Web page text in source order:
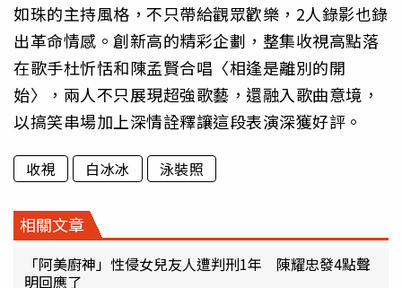
如珠的主持風格，不只帶給觀眾歡樂，2人錄影也錄
出革命情感。創新高的精彩企劃，整集收視高點落
在歌手杜忻恬和陳孟賢合唱〈相逢是離別的開
始〉，兩人不只展現超強歌藝，還融入歌曲意境，
以搞笑串場加上深情詮釋讓這段表演深獲好評。
收視 白冰冰 泳裝照
相關文章
「阿美廚神」性侵女兒友人遭判刑1年 陳耀忠發4點聲
明回應了